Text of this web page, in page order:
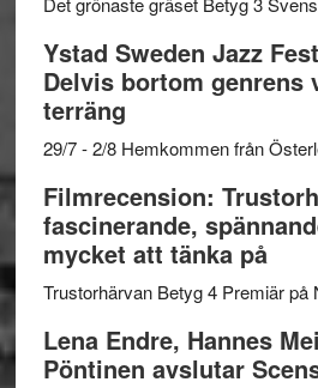
Ystad Sweden Jazz
Delvis bortom genrens
terräng
29/7 - 2/8 Hemkommen från
Filmrecension:
fascinerande,
mycket att tänka på
Trustorhärvan Betyg 4 Premiär
Lena Endre, Hannes
Pöntinen avslutar